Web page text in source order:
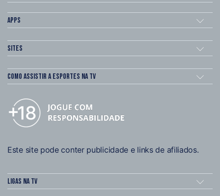
Apps
Sites
Como assistir a esportes na TV
Este site pode conter publicidade e links de afiliados.
Ligas na TV